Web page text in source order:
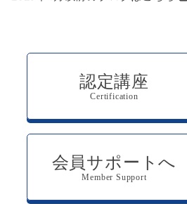
認定講座
Certification
会員サポートへ
Member Support